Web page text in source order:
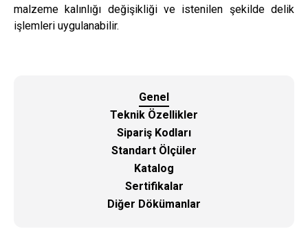
malzeme kalınlığı değişikliği ve istenilen şekilde delik
işlemleri uygulanabilir.
Genel
Teknik Özellikler
Sipariş Kodları
Standart Ölçüler
Katalog
Sertifikalar
Diğer Dökümanlar